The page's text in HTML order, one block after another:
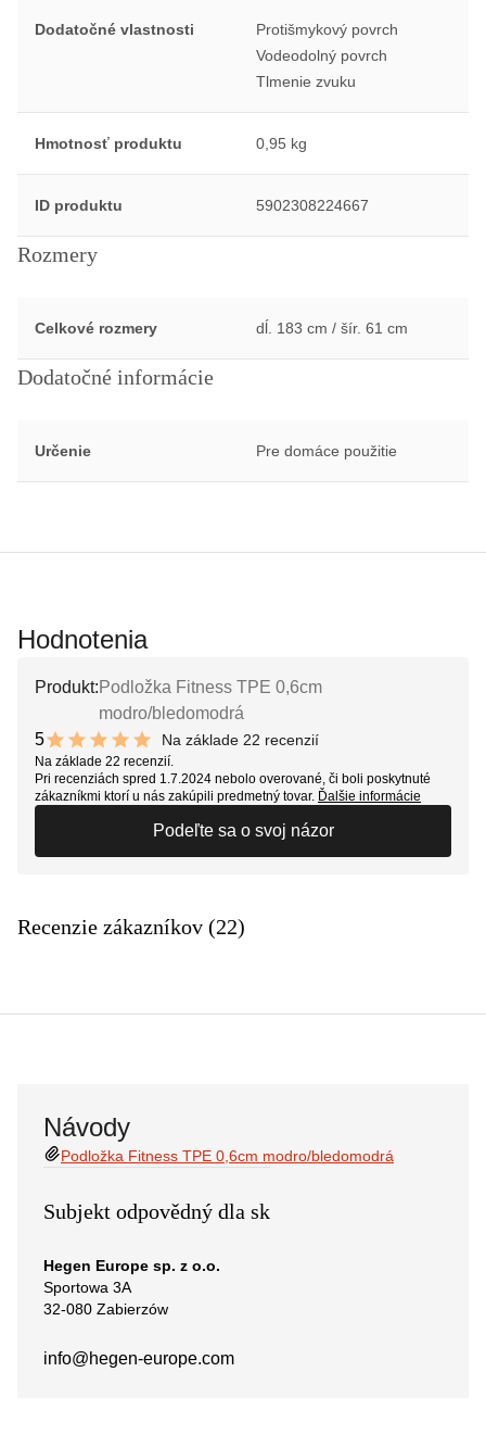
Dodatočné vlastnosti
Protišmykový povrch
Vodeodolný povrch
Tlmenie zvuku
Hmotnosť produktu 0,95 kg
ID produktu 5902308224667
Rozmery
Celkové rozmery dĺ. 183 cm / šír. 61 cm
Dodatočné informácie
Určenie Pre domáce použitie
Hodnotenia
Produkt: Podložka Fitness TPE 0,6cm
modro/bledomodrá
5
10 out of 10 stars
Na základe 22 recenzií
Na základe 22 recenzií.
Pri recenziách spred 1.7.2024 nebolo overované, či boli poskytnuté
zákazníkmi ktorí u nás zakúpili predmetný tovar. Ďalšie informácie
Podeľte sa o svoj názor
Recenzie zákazníkov (22)
Návody
Podložka Fitness TPE 0,6cm modro/bledomodrá
Subjekt odpovědný dla sk
Hegen Europe sp. z o.o.
Sportowa 3A
32-080 Zabierzów
info@hegen-europe.com